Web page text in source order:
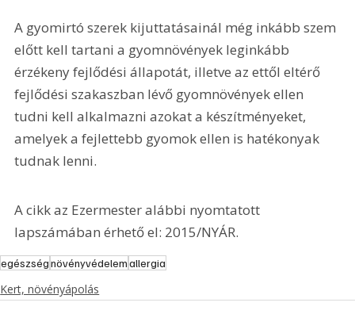
A gyomirtó szerek kijuttatásainál még inkább szem
előtt kell tartani a gyomnövények leginkább
érzékeny fejlődési állapotát, illetve az ettől eltérő
fejlődési szakaszban lévő gyomnövények ellen
tudni kell alkalmazni azokat a készítményeket,
amelyek a fejlettebb gyomok ellen is hatékonyak
tudnak lenni.
A cikk az Ezermester alábbi nyomtatott
lapszámában érhető el: 2015/NYÁR.
egészségnövényvédelemallergia
Kert, növényápolás